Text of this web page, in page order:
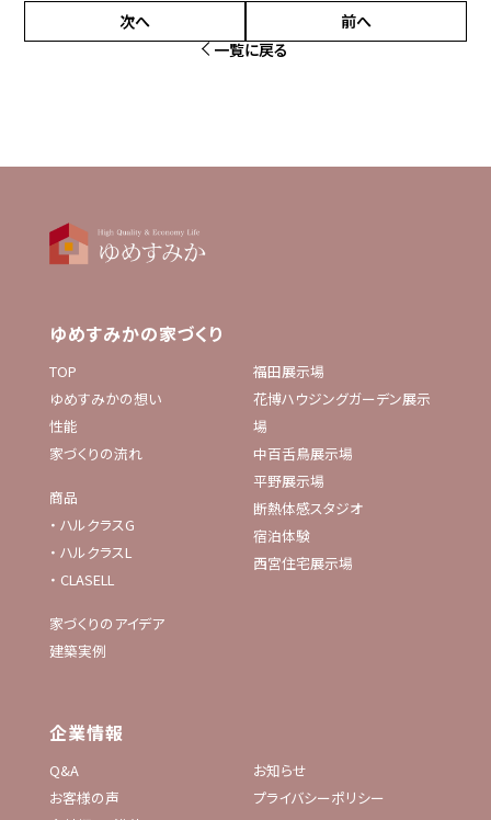
次へ
前へ
一覧に戻る
ゆめすみかの家づくり
TOP
ゆめすみかの想い
性能
家づくりの流れ
商品
・ ハルクラスG
・ ハルクラスL
・ CLASELL
家づくりのアイデア
建築実例
福田展示場
花博ハウジングガーデン展示
場
中百舌鳥展示場
平野展示場
断熱体感スタジオ
宿泊体験
西宮住宅展示場
企業情報
Q&A
お客様の声
お知らせ
プライバシーポリシー